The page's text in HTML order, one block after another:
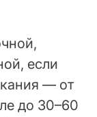
если
— от
до 30–60